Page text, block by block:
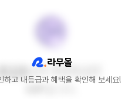
하고 내등급과 혜택을 확인해 보세요!